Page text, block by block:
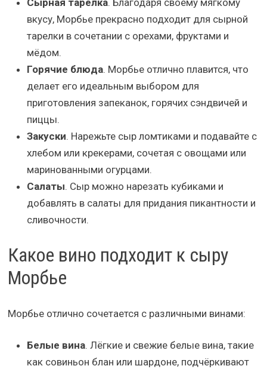
вкусу, Морбье прекрасно подходит для сырной
тарелки в сочетании с орехами, фруктами и
мёдом.
Горячие блюда. Морбье отлично плавится, что
делает его идеальным выбором для
приготовления запеканок, горячих сэндвичей и
пиццы.
Закуски. Нарежьте сыр ломтиками и подавайте с
хлебом или крекерами, сочетая с овощами или
маринованными огурцами.
Салаты. Сыр можно нарезать кубиками и
добавлять в салаты для придания пикантности и
сливочности.
Какое вино подходит к сыру
Морбье
Морбье отлично сочетается с различными винами:
Белые вина. Лёгкие и свежие белые вина, такие
как совиньон блан или шардоне, подчёркивают